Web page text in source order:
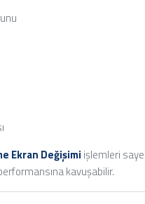
Ekran Değişimi işlemleri
kavuşabilir.